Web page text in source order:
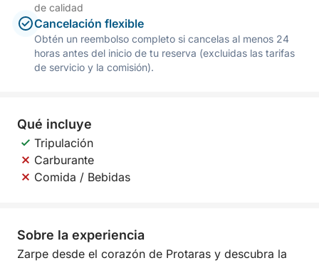
de calidad
Cancelación flexible
Obtén un reembolso completo si cancelas al menos 24
horas antes del inicio de tu reserva (excluidas las tarifas
de servicio y la comisión).
Qué incluye
Tripulación
Carburante
Comida / Bebidas
Sobre la experiencia
Zarpe desde el corazón de Protaras y descubra la